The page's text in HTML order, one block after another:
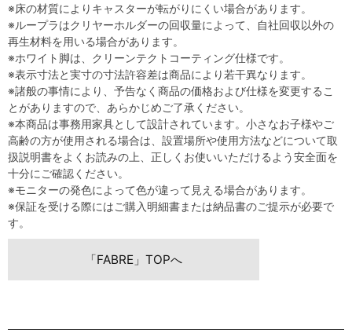
※床の材質によりキャスターが転がりにくい場合があります。
※ループラはクリヤーホルダーの回収量によって、自社回収以外の
再生材料を用いる場合があります。
※ホワイト脚は、クリーンテクトコーティング仕様です。
※表示寸法と実寸の寸法許容差は商品により若干異なります。
※諸般の事情により、予告なく商品の価格および仕様を変更するこ
とがありますので、あらかじめご了承ください。
※本商品は事務用家具として設計されています。小さなお子様やご
高齢の方が使用される場合は、設置場所や使用方法などについて取
扱説明書をよくお読みの上、正しくお使いいただけるよう安全面を
十分にご確認ください。
※モニターの発色によって色が違って見える場合があります。
※保証を受ける際にはご購入明細書または納品書のご提示が必要で
す。
「FABRE」TOPへ